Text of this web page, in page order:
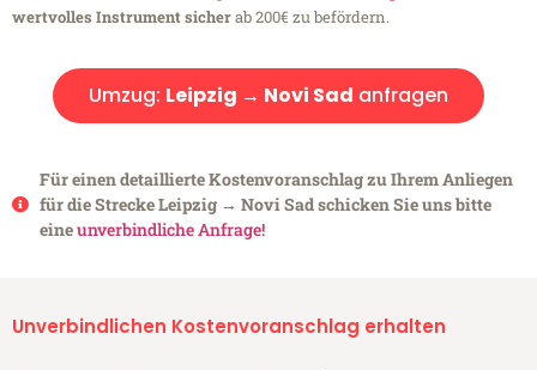
wertvolles Instrument sicherab 200€ zu befördern.
Umzug: Leipzig → Novi Sad anfragen
Für einen detaillierte Kostenvoranschlag zu Ihrem Anliegen
für die Strecke Leipzig → Novi Sad schicken Sie uns bitte
eineunverbindliche Anfrage!
Unverbindlichen Kostenvoranschlag erhalten